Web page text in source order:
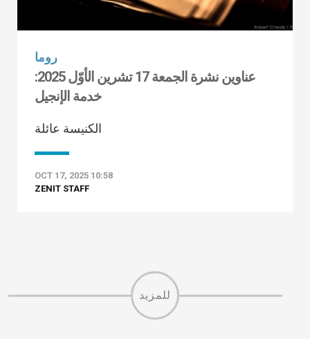
روما
عناوين نشرة الجمعة 17 تشرين الأوّل 2025:
خدمة الإنجيل
الكنيسة عائلة
OCT 17, 2025 10:58
ZENIT STAFF
للمزيد